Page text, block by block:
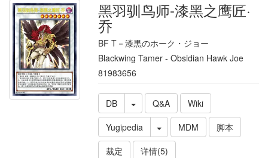
黑羽驯鸟师-漆黑之鹰匠·
乔
BF T－漆黒のホーク・ジョー
Blackwing Tamer - Obsidian Hawk Joe
81983656
DB Q&A
Wiki
Yugipedia
MDM
脚本
裁定
详情(5)